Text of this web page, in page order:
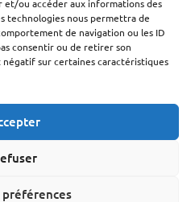
et/ou accéder aux informations des
technologies nous permettra de
de navigation ou les ID
consentir ou de retirer son
sur certaines caractéristiques
préférences
Apicoles
Apicole